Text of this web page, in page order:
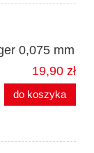
0,075 mm
19,90 zł
do koszyka